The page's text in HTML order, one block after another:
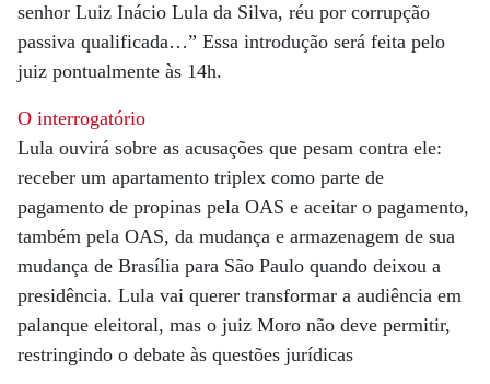
senhor Luiz Inácio Lula da Silva, réu por corrupção
passiva qualificada…” Essa introdução será feita pelo
juiz pontualmente às 14h.
O interrogatório
Lula ouvirá sobre as acusações que pesam contra ele:
receber um apartamento triplex como parte de
pagamento de propinas pela OAS e aceitar o pagamento,
também pela OAS, da mudança e armazenagem de sua
mudança de Brasília para São Paulo quando deixou a
presidência. Lula vai querer transformar a audiência em
palanque eleitoral, mas o juiz Moro não deve permitir,
restringindo o debate às questões jurídicas